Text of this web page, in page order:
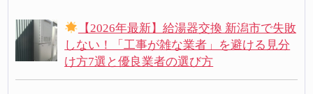
【2026年最新】給湯器交換 新潟市で失敗
しない！「工事が雑な業者」を避ける見分
け方7選と優良業者の選び方